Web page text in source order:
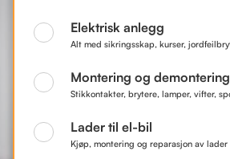
Elektrisk anlegg
Montering og demontering
Lader til el-bil
Kjøp, montering og reparasjon av lader